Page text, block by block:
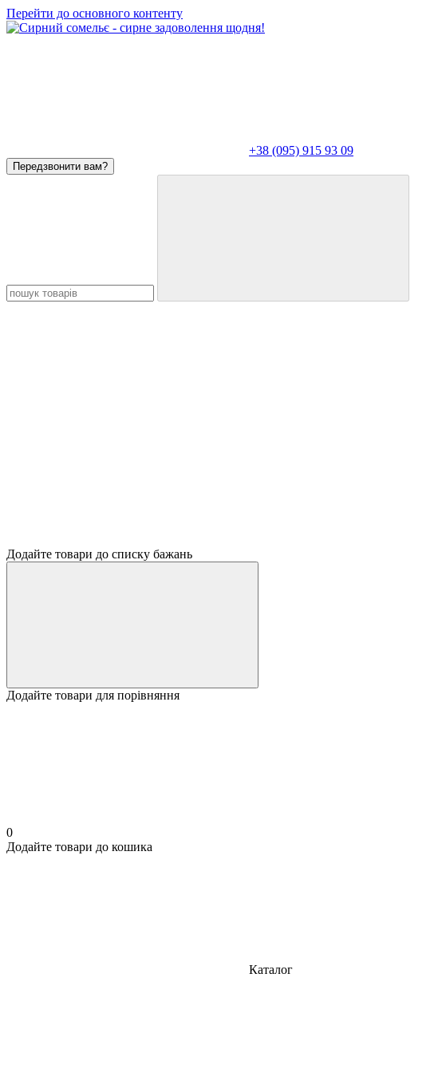
Перейти до основного контенту
+38 (095) 915 93 09
Передзвонити вам?
Додайте товари до списку бажань
Додайте товари для порівняння
0
Додайте товари до кошика
Каталог